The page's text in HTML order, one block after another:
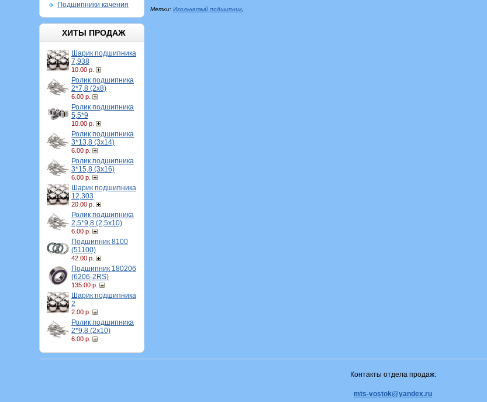
Подшипники качения
ХИТЫ ПРОДАЖ
Шарик подшипника
7,938
10.00 р.
Ролик подшипника
2*7,8 (2х8)
6.00 р.
Ролик подшипника
5,5*9
10.00 р.
Ролик подшипника
3*13,8 (3х14)
6.00 р.
Ролик подшипника
3*15,8 (3х16)
6.00 р.
Шарик подшипника
12,303
20.00 р.
Ролик подшипника
2,5*9,8 (2,5х10)
6.00 р.
Подшипник 8100
(51100)
42.00 р.
Подшипник 180206
(6206-2RS)
135.00 р.
Шарик подшипника
2
2.00 р.
Ролик подшипника
2*9,8 (2х10)
6.00 р.
Метки: Игольчатый подшипник
Контакты отдела продаж:
mts-vostok@yandex.ru